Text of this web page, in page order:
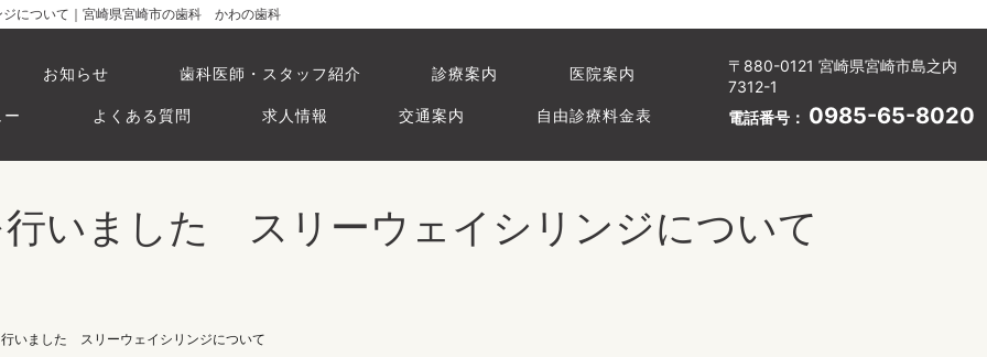
について｜宮崎県宮崎市の歯科 かわの歯科
お知らせ 歯科医師・スタッフ紹介 診療案内 医院案内
よくある質問 求人情報 交通案内 自由診療料金表
〒880-0121 宮崎県宮崎市島之内
7312-1
電話番号： 0985-65-8020
行いました スリーウェイシリンジについて
いました スリーウェイシリンジについて